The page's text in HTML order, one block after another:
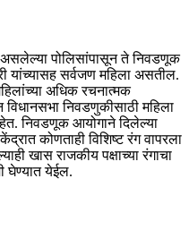
असलेल्या पोलिसांपासून ते निवडणूक
यांच्यासह सर्वजण महिला असतील.
अधिक रचनात्मक
निवडणुकीसाठी महिला
निवडणूक आयोगाने दिलेल्या
कोणताही विशिष्ट रंग वापरला
खास राजकीय पक्षाच्या रंगाचा
घेण्यात येईल.